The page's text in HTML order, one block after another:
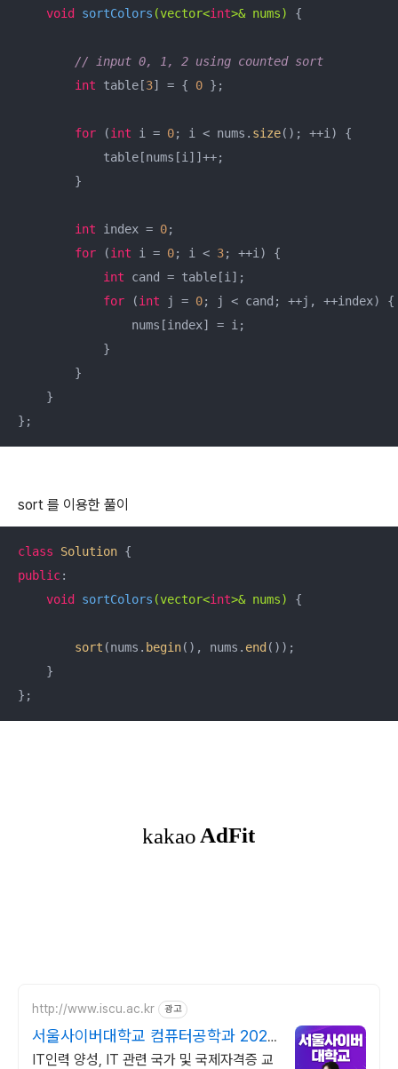
void sortColors (vector<int>& nums) {
// input 0, 1, 2 using counted sort
int table[3] = { 0 };
for (int i = 0; i < nums. size(); ++i) {
            table[nums[i]]++;
        }
int index = 0;
for (int i = 0; i < 3; ++i) {
int cand = table[i];
for (int j = 0; j < cand; ++j, ++index) {
                nums[index] = i;
            }
        }
    }
};
sort 를 이용한 풀이
class Solution {
public:
void
sortColors (vector<int>& nums) {
sort (nums. begin(), nums. end ());
    }
};
http://www.iscu.ac.kr 광고
서울사이버대학교 컴퓨터공학과 2026
가을학기 신편입생
IT인력 양성, IT 관련 국가 및 국제자격증 교